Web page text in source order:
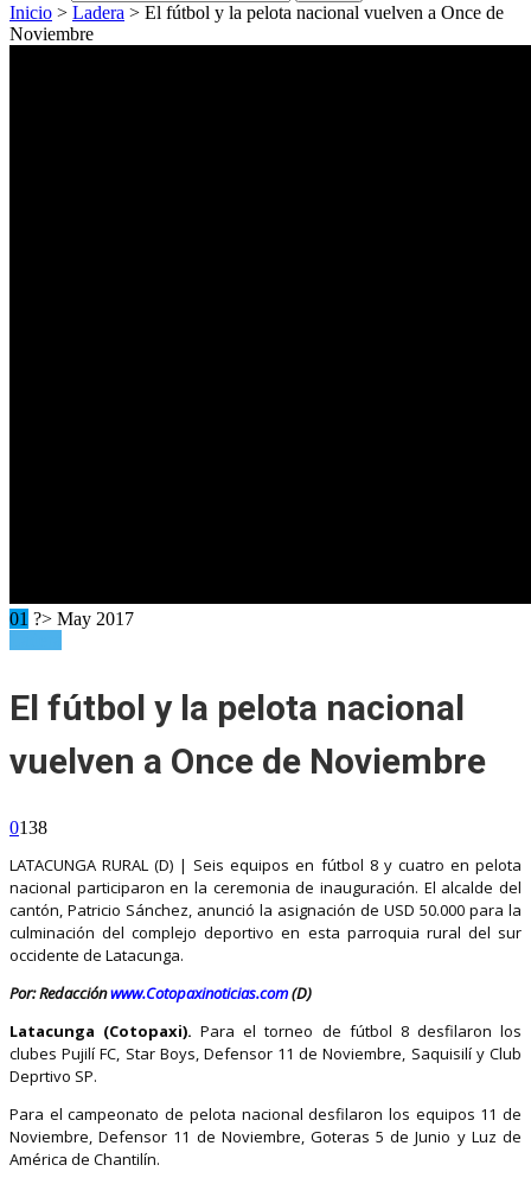
Inicio > Ladera > El fútbol y la pelota nacional vuelven a Once de
Noviembre
01 ?> May 2017
El fútbol y la pelota nacional
vuelven a Once de Noviembre
0138
LATACUNGA RURAL (D) | Seis equipos en fútbol 8 y cuatro en pelota
nacional participaron en la ceremonia de inauguración. El alcalde del
cantón, Patricio Sánchez, anunció la asignación de USD 50.000 para la
culminación del complejo deportivo en esta parroquia rural del sur
occidente de Latacunga.
Por: Redacciónwww.Cotopaxinoticias.com(D)
Latacunga (Cotopaxi). Para el torneo de fútbol 8 desfilaron los
clubes Pujilí FC, Star Boys, Defensor 11 de Noviembre, Saquisilí y Club
Deprtivo SP.
Para el campeonato de pelota nacional desfilaron los equipos 11 de
Noviembre, Defensor 11 de Noviembre, Goteras 5 de Junio y Luz de
América de Chantilín.